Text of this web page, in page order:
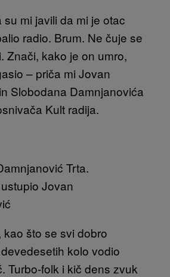
mi javili da mi je otac
radio. Brum. Ne čuje se
Znači, kako je on umro,
– priča mi Jovan
Slobodana Damnjanovića
Kult radija.
Trta.
Jovan
što se svi dobro
kolo vodio
Turbo-folk i kič dens zvuk